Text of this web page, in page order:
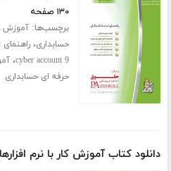
۱۳۰ صفحه
برچسب‌ها:آموزش
حسابداری،راهنمای
cyber account 9،
حرفه ای حسابداری
دانلود کتاب آموزش کار با نرم